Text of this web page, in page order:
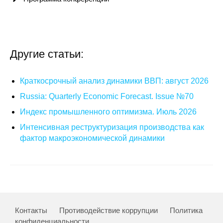
Другие статьи:
Краткосрочный анализ динамики ВВП: август 2026
Russia: Quarterly Economic Forecast. Issue №70
Индекс промышленного оптимизма. Июль 2026
Интенсивная реструктуризация производства как
фактор макроэкономической динамики
Контакты Противодействие коррупции
Политика
конфиденциальности